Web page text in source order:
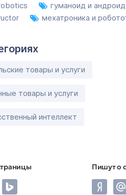
гуманоид и андроид
мехатроника и
товары и услуги
товары и услуги
интеллект
Пишут о